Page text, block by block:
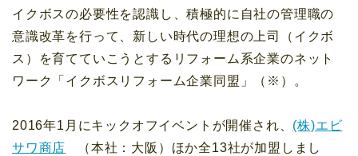
イクボスの必要性を認識し、積極的に自社の管理職の
意識改革を行って、新しい時代の理想の上司（イクボ
ス）を育てていこうとするリフォーム系企業のネット
ワーク「イクボスリフォーム企業同盟」（※）。
2016年1月にキックオフイベントが開催され、 (株)エビ
サワ商店
（本社：大阪）ほか全13社が加盟しまし